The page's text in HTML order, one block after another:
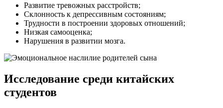
Развитие тревожных расстройств;
Склонность к депрессивным состояниям;
Трудности в построении здоровых отношений;
Низкая самооценка;
Нарушения в развитии мозга.
Исследование среди китайских
студентов